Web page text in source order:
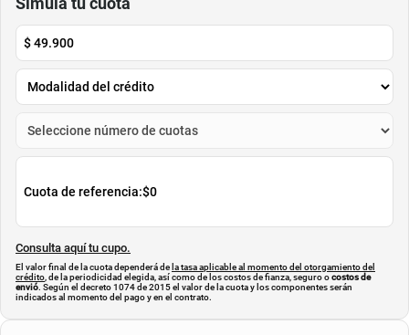
$ 35.970 -70%
$ 119. 900
Cuota de Referencia*
AGREGAR
$ 127.920 -20%
Simula tu cuota
Cuota de referencia:$0